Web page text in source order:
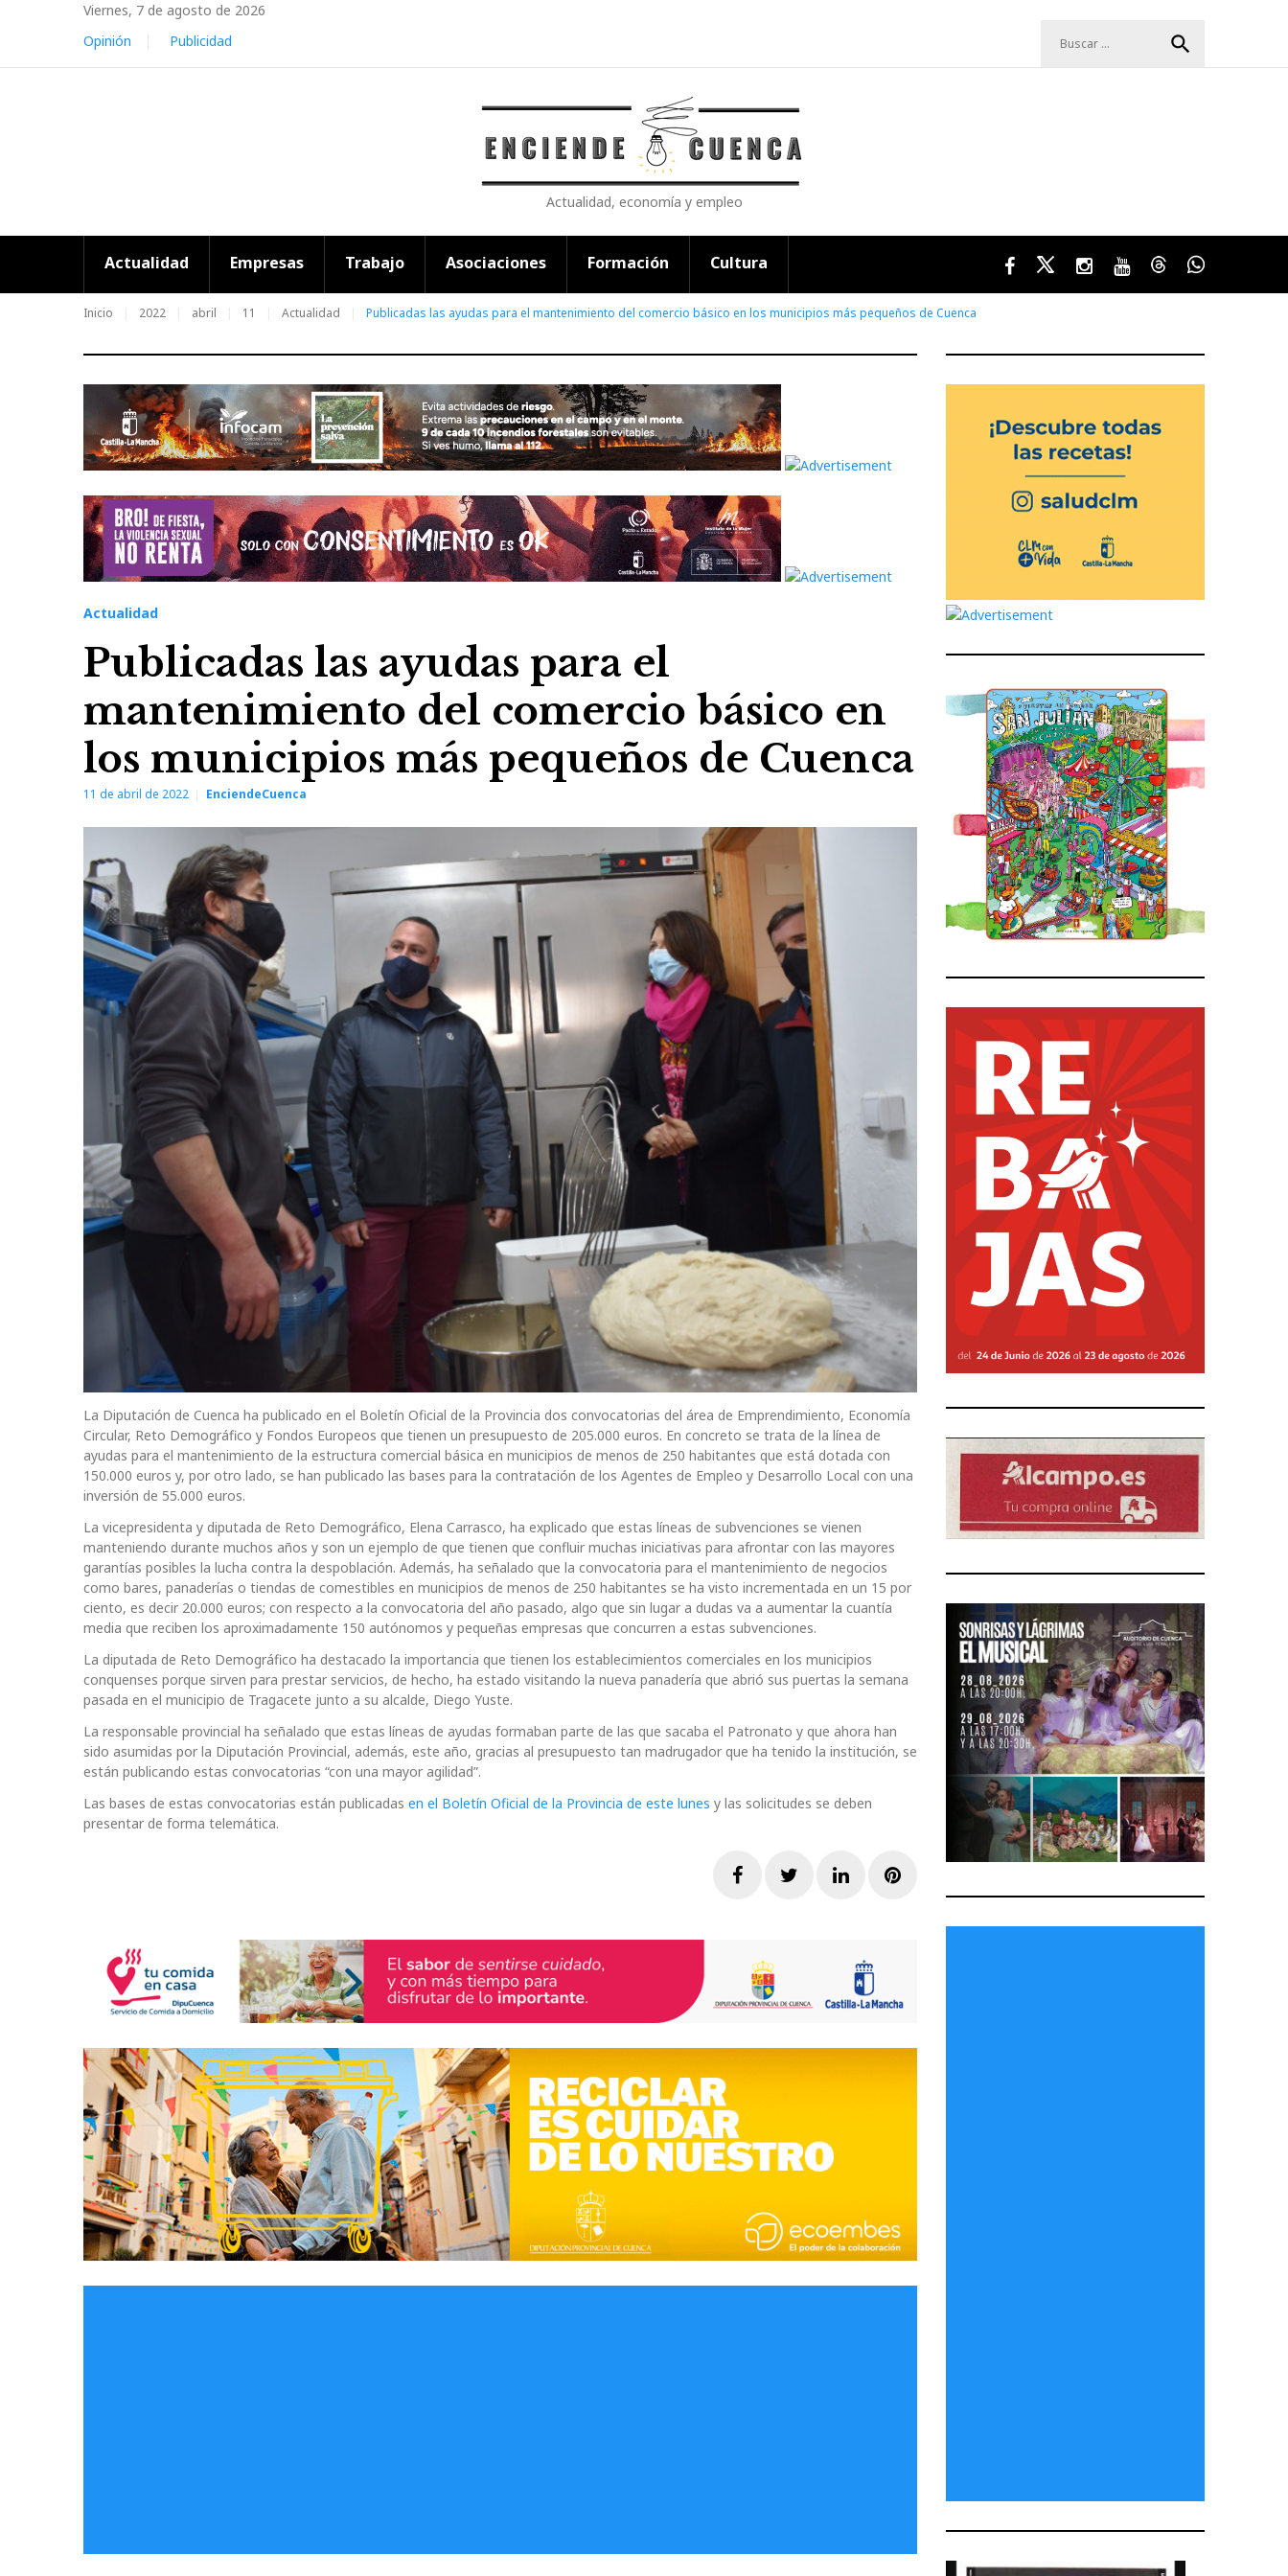
Viernes, 7 de agosto de 2026
Opinión
Publicidad search
Actualidad, economía y empleo
Actualidad Empresas Trabajo Asociaciones Formación Cultura
FacebookTwitterInstagramYoutubeThreadsWhatsApp
Inicio 2022 abril 11 Actualidad Publicadas las ayudas para el mantenimiento del comercio básico en los municipios más pequeños de Cuenca
Actualidad
Publicadas las ayudas para el
mantenimiento del comercio básico en
los municipios más pequeños de Cuenca
11 de abril de 2022 EnciendeCuenca
La Diputación de Cuenca ha publicado en el Boletín Oficial de la Provincia dos convocatorias del área de Emprendimiento, Economía
Circular, Reto Demográfico y Fondos Europeos que tienen un presupuesto de 205.000 euros. En concreto se trata de la línea de
ayudas para el mantenimiento de la estructura comercial básica en municipios de menos de 250 habitantes que está dotada con
150.000 euros y, por otro lado, se han publicado las bases para la contratación de los Agentes de Empleo y Desarrollo Local con una
inversión de 55.000 euros.
La vicepresidenta y diputada de Reto Demográfico, Elena Carrasco, ha explicado que estas líneas de subvenciones se vienen
manteniendo durante muchos años y son un ejemplo de que tienen que confluir muchas iniciativas para afrontar con las mayores
garantías posibles la lucha contra la despoblación. Además, ha señalado que la convocatoria para el mantenimiento de negocios
como bares, panaderías o tiendas de comestibles en municipios de menos de 250 habitantes se ha visto incrementada en un 15 por
ciento, es decir 20.000 euros; con respecto a la convocatoria del año pasado, algo que sin lugar a dudas va a aumentar la cuantía
media que reciben los aproximadamente 150 autónomos y pequeñas empresas que concurren a estas subvenciones.
La diputada de Reto Demográfico ha destacado la importancia que tienen los establecimientos comerciales en los municipios
conquenses porque sirven para prestar servicios, de hecho, ha estado visitando la nueva panadería que abrió sus puertas la semana
pasada en el municipio de Tragacete junto a su alcalde, Diego Yuste.
La responsable provincial ha señalado que estas líneas de ayudas formaban parte de las que sacaba el Patronato y que ahora han
sido asumidas por la Diputación Provincial, además, este año, gracias al presupuesto tan madrugador que ha tenido la institución, se
están publicando estas convocatorias “con una mayor agilidad”.
Las bases de estas convocatorias están publicadas en el Boletín Oficial de la Provincia de este lunes y las solicitudes se deben
presentar de forma telemática.
FacebookTwitterLinkedInPinterest